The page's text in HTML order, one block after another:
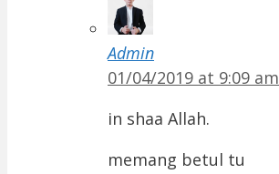
Admin
01/04/2019 at 9:09 am
in shaa Allah.
memang betul tu